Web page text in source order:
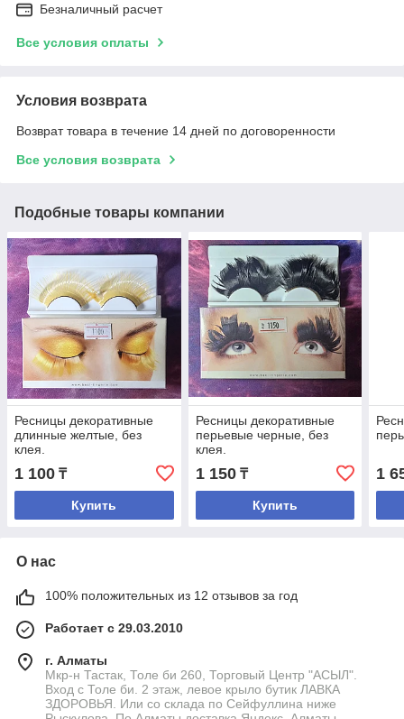
Безналичный расчет
Все условия оплаты
Условия возврата
Возврат товара в течение 14 дней по договоренности
Все условия возврата
Подобные товары компании
Ресницы декоративные
длинные желтые, без
клея.
1 100 ₸
Купить
Ресницы декоративные
перьевые черные, без
клея.
1 150₸
Купить
1
О нас
100% положительных из 12 отзывов за год
Работает с 29.03.2010
г. Алматы
Мкр-н Тастак, Толе би 260, Торговый Центр "АСЫЛ".
Вход с Толе би. 2 этаж, левое крыло бутик ЛАВКА
ЗДОРОВЬЯ. Или со склада по Сейфуллина ниже